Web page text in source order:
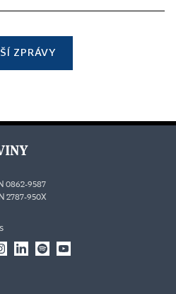
ZPRÁVY
0862-9587
2787-950X